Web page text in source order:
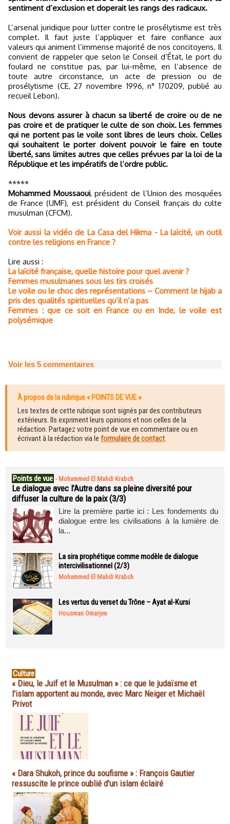
sentiment d’exclusion et doperait les rangs des radicaux.
L’arsenal juridique pour lutter contre le prosélytisme est très
complet. Il faut juste l’appliquer et faire confiance aux
valeurs qui animent l’immense majorité de nos concitoyens. Il
convient de rappeler que selon le Conseil d’État, le port du
foulard ne constitue pas, par lui-même, en l’absence de
toute autre circonstance, un acte de pression ou de
prosélytisme (CE, 27 novembre 1996, n° 170209, publié au
recueil Lebon).
Nous devons assurer à chacun sa liberté de croire ou de ne
pas croire et de pratiquer le culte de son choix. Les femmes
qui ne portent pas le voile sont libres de leurs choix. Celles
qui souhaitent le porter doivent pouvoir le faire en toute
liberté, sans limites autres que celles prévues par la loi de la
République et les impératifs de l’ordre public.
*****
Mohammed Moussaoui, président de l’Union des mosquées
de France (UMF), est président du Conseil français du culte
musulman (CFCM).
Voir aussi la vidéo de La Casa del Hikma - La laïcité, un outil
contre les religions en France ?
Lire aussi :
La laïcité française, quelle histoire pour quel avenir ?
Femmes musulmanes sous les tirs croisés
Le voile ou le choc des représentations – Comment le hijab a
pris des qualités spirituelles qu’il n’a pas
Femmes : que ce soit en France ou en Inde, le voile est
polysémique
Voir les 5 commentaires
À propos de la rubrique « POINTS DE VUE »
Les textes de cette rubrique sont signés par des contributeurs
extérieurs. Ils expriment leurs opinions et non celles de la
rédaction. Partagez votre point de vue en commentaire ou en
écrivant à la rédaction via le formulaire de contact.
Points de vue - Mohammed El Mahdi Krabch
Le dialogue avec l’Autre dans sa pleine diversité pour
diffuser la culture de la paix (3/3)
Lire la première partie ici : Les fondements du
dialogue entre les civilisations à la lumière de
la...
La sira prophétique comme modèle de dialogue
intercivilisationnel (2/3)
Mohammed El Mahdi Krabch
Les vertus du verset du Trône – Ayat al-Kursi
Housman Omarjee
Culture
« Dieu, le Juif et le Musulman » : ce que le judaïsme et
l'islam apportent au monde, avec Marc Neiger et Michaël
Privot
« Dara Shukoh, prince du soufisme » : François Gautier
ressuscite le prince oublié d'un islam éclairé